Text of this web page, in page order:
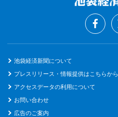
池袋経済新聞について
プレスリリース・情報提供はこちらから
アクセスデータの利用について
お問い合わせ
広告のご案内